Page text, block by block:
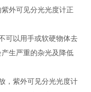
外可见分光光度计正
可以用手或软硬物体去
生严重的杂光及降低
，紫外可见分光光度计